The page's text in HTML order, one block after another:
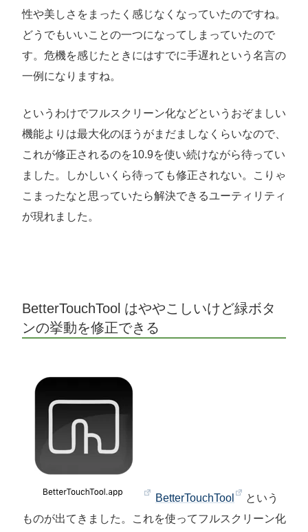
性や美しさをまったく感じなくなっていたのですね。
どうでもいいことの一つになってしまっていたので
す。危機を感じたときにはすでに手遅れという名言の
一例になりますね。
というわけでフルスクリーン化などというおぞましい
機能よりは最大化のほうがまだましなくらいなので、
これが修正されるのを10.9を使い続けながら待ってい
ました。しかしいくら待っても修正されない。こりゃ
こまったなと思っていたら解決できるユーティリティ
が現れました。
BetterTouchTool はややこしいけど緑ボタ
ンの挙動を修正できる
BetterTouchTool
という
ものが出てきました。これを使ってフルスクリーン化